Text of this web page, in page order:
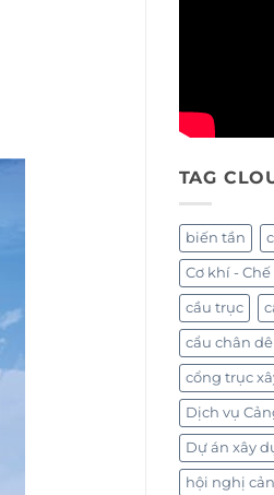
TAG
biến tần
Cơ khí - Chế
cầu trục
cẩu chân dê
cổng trục
Dịch vụ
Dự án xây
hội nghị